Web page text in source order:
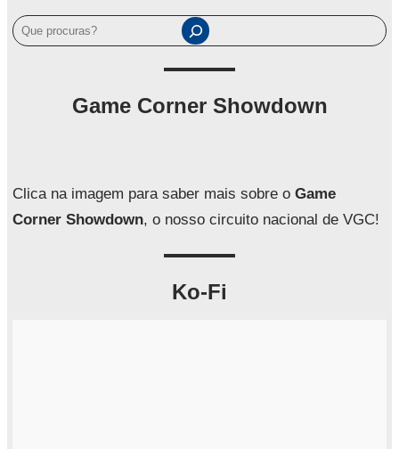
P
e
a
r
Game Corner Showdown
Clica na imagem para saber mais sobre o Game
Corner Showdown, o nosso circuito nacional de VGC!
Ko-Fi